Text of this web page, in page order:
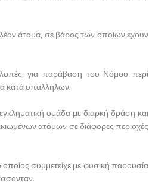
άτομα, σε βάρος των οποίων έχουν
για παράβαση του Νόμου περί
κατά υπαλλήλων.
ομάδα με διαρκή δράση και
ατόμων σε διάφορες περιοχές
οποίος συμμετείχε με φυσική παρουσία